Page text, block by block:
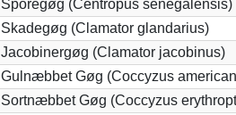
Sporegøg (Centropus senegalensis)
Skadegøg (Clamator glandarius)
Jacobinergøg (Clamator jacobinus)
Gulnæbbet Gøg (Coccyzus
Sortnæbbet Gøg (Coccyzus